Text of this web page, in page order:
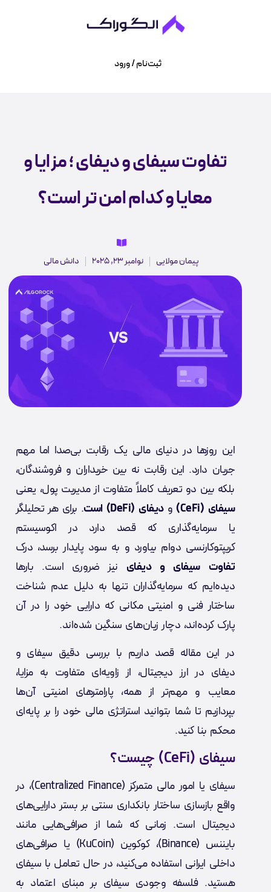
ثبت‌نام / ورود
تفاوت سیفای و دیفای ؛ مزایا و
معایا و کدام امن تر است؟
پیمان مولایی نوامبر 23, 2025 دانش مالی
این روزها در دنیای مالی یک رقابت بی‌صدا اما مهم
جریان دارد. این رقابت نه بین خریداران و فروشندگان،
بلکه بین دو تعریف کاملاً متفاوت از مدیریت پول، یعنی
سیفای (CeFi)
ودیفای (DeFi) است
. برای هر تحلیلگر
یا سرمایه‌گذاری که قصد دارد در اکوسیستم
کریپتوکارنسی دوام بیاورد و به سود پایدار برسد، درک
تفاوت سیفای و دیفای نیز ضروری است. بارها
دیده‌ایم که سرمایه‌گذاران تنها به دلیل عدم شناخت
ساختار فنی و امنیتی مکانی که دارایی خود را در آن
پارک کرده‌اند، دچار زیان‌های سنگین شده‌اند.
در این مقاله قصد داریم با بررسی دقیق سیفای و
دیفای در ارز دیجیتال، از زاویه‌ای متفاوت به مزایا،
معایب و مهم‌تر از همه، پارامترهای امنیتی آن‌ها
بپردازیم تا شما بتوانید استراتژی مالی خود را بر پایه‌ای
محکم بنا کنید.
سیفای (CeFi) چیست؟
سیفای یا امور مالی متمرکز (Centralized Finance)، در
واقع بازسازی ساختار بانکداری سنتی بر بستر دارایی‌های
دیجیتال است. زمانی که شما از صرافی‌هایی مانند
بایننس (Binance)، کوکوین (KuCoin) یا صرافی‌های
داخلی ایرانی استفاده می‌کنید، در حال تعامل با سیفای
هستید. فلسفه وجودی سیفای بر مبنای اعتماد به